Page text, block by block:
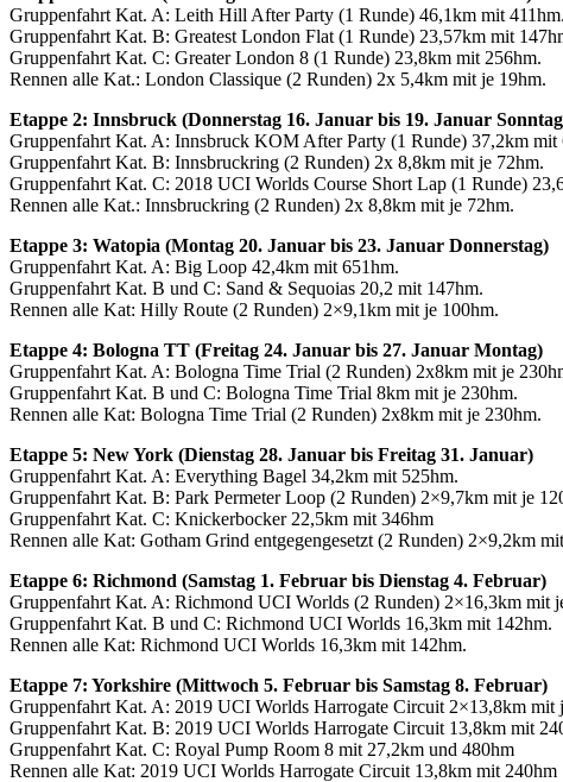
Gruppenfahrt Kat. A: Leith Hill After Party (1 Runde) 46,1km mit 411hm.
Gruppenfahrt Kat. B: Greatest London Flat (1 Runde) 23,57km mit
Gruppenfahrt Kat. C: Greater London 8 (1 Runde) 23,8km mit 256hm.
Rennen alle Kat.: London Classique (2 Runden) 2x 5,4km mit je 19hm.
Etappe 2: Innsbruck (Donnerstag 16. Januar bis 19. Januar
Gruppenfahrt Kat. A: Innsbruck KOM After Party (1 Runde) 37,2km mit
Gruppenfahrt Kat. B: Innsbruckring (2 Runden) 2x 8,8km mit je 72hm.
Gruppenfahrt Kat. C: 2018 UCI Worlds Course Short Lap (1 Runde)
Rennen alle Kat.: Innsbruckring (2 Runden) 2x 8,8km mit je 72hm.
Etappe 3: Watopia (Montag 20. Januar bis 23. Januar Donnerstag)
Gruppenfahrt Kat. A: Big Loop 42,4km mit 651hm.
Gruppenfahrt Kat. B und C: Sand & Sequoias 20,2 mit 147hm.
Rennen alle Kat: Hilly Route (2 Runden) 2×9,1km mit je 100hm.
Etappe 4: Bologna TT (Freitag 24. Januar bis 27. Januar Montag)
Gruppenfahrt Kat. A: Bologna Time Trial (2 Runden) 2x8km mit je
Gruppenfahrt Kat. B und C: Bologna Time Trial 8km mit je 230hm.
Rennen alle Kat: Bologna Time Trial (2 Runden) 2x8km mit je 230hm.
Etappe 5: New York (Dienstag 28. Januar bis Freitag 31. Januar)
Gruppenfahrt Kat. A: Everything Bagel 34,2km mit 525hm.
Gruppenfahrt Kat. B: Park Permeter Loop (2 Runden) 2×9,7km mit je
Gruppenfahrt Kat. C: Knickerbocker 22,5km mit 346hm
Rennen alle Kat: Gotham Grind entgegengesetzt (2 Runden) 2×9,2km
Etappe 6: Richmond (Samstag 1. Februar bis Dienstag 4. Februar)
Gruppenfahrt Kat. A: Richmond UCI Worlds (2 Runden) 2×16,3km mit
Gruppenfahrt Kat. B und C: Richmond UCI Worlds 16,3km mit 142hm.
Rennen alle Kat: Richmond UCI Worlds 16,3km mit 142hm.
Etappe 7: Yorkshire (Mittwoch 5. Februar bis Samstag 8. Februar)
Gruppenfahrt Kat. A: 2019 UCI Worlds Harrogate Circuit 2×13,8km mit
Gruppenfahrt Kat. B: 2019 UCI Worlds Harrogate Circuit 13,8km mit
Gruppenfahrt Kat. C: Royal Pump Room 8 mit 27,2km und 480hm
Rennen alle Kat: 2019 UCI Worlds Harrogate Circuit 13,8km mit 240hm